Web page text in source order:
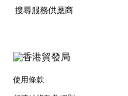
搜尋服務供應商
使用條款